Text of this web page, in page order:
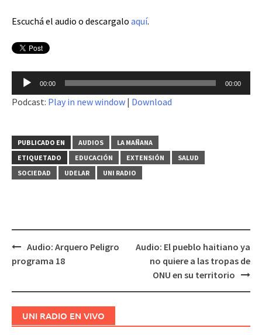
Escuchá el audio o descargalo aquí.
Reproductor
de
audio
00:00 00:00
Podcast: Play in new window | Download
PUBLICADO EN AUDIOS
LA MAÑANA
ETIQUETADO
EDUCACIÓN EXTENSIÓN
SALUD
SOCIEDAD
UDELAR UNI RADIO
Navegación
Audio: Arquero Peligro
programa 18
Audio: El pueblo haitiano ya
no quiere a las tropas de
ONU en su territorio
UNI RADIO EN VIVO